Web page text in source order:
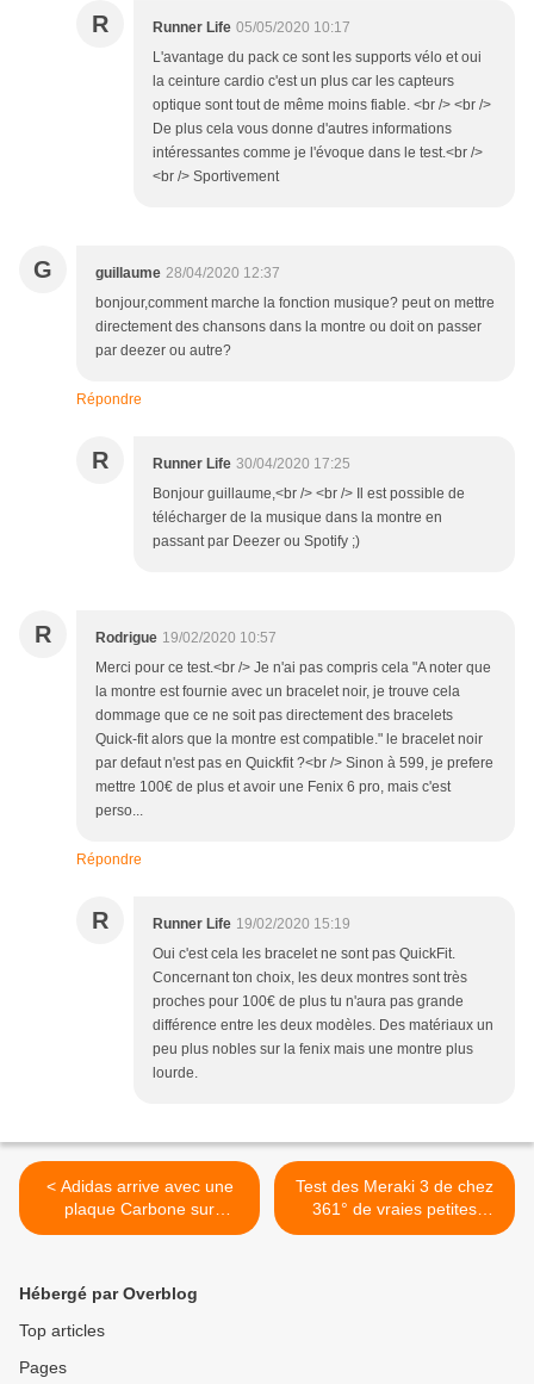
R Runner Life 05/05/2020 10:17
L'avantage du pack ce sont les supports vélo et oui
la ceinture cardio c'est un plus car les capteurs
optique sont tout de même moins fiable. <br /> <br />
De plus cela vous donne d'autres informations
intéressantes comme je l'évoque dans le test.<br />
<br /> Sportivement
G guillaume 28/04/2020 12:37
bonjour,comment marche la fonction musique? peut on mettre
directement des chansons dans la montre ou doit on passer
par deezer ou autre?
Répondre
R Runner Life 30/04/2020 17:25
Bonjour guillaume,<br /> <br /> Il est possible de
télécharger de la musique dans la montre en
passant par Deezer ou Spotify ;)
R Rodrigue 19/02/2020 10:57
Merci pour ce test.<br /> Je n'ai pas compris cela "A noter que
la montre est fournie avec un bracelet noir, je trouve cela
dommage que ce ne soit pas directement des bracelets
Quick-fit alors que la montre est compatible." le bracelet noir
par defaut n'est pas en Quickfit ?<br /> Sinon à 599, je prefere
mettre 100€ de plus et avoir une Fenix 6 pro, mais c'est
perso...
Répondre
R Runner Life 19/02/2020 15:19
Oui c'est cela les bracelet ne sont pas QuickFit.
Concernant ton choix, les deux montres sont très
proches pour 100€ de plus tu n'aura pas grande
différence entre les deux modèles. Des matériaux un
peu plus nobles sur la fenix mais une montre plus
lourde.
< Adidas arrive avec une
plaque Carbone sur
l'AdizeroPRO
Test des Meraki 3 de chez
361° de vraies petites
bombes >
Hébergé par Overblog
Top articles
Pages